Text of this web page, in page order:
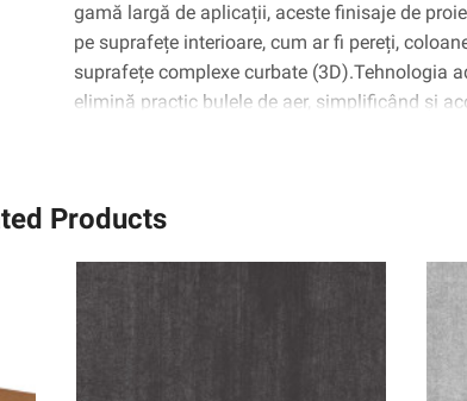
gamă largă de aplicații, aceste finisaje de
pe suprafețe interioare, cum ar fi pereți,
suprafețe complexe curbate (3D).Tehnologia
elimină practic bulele de aer, simplificând și
Products